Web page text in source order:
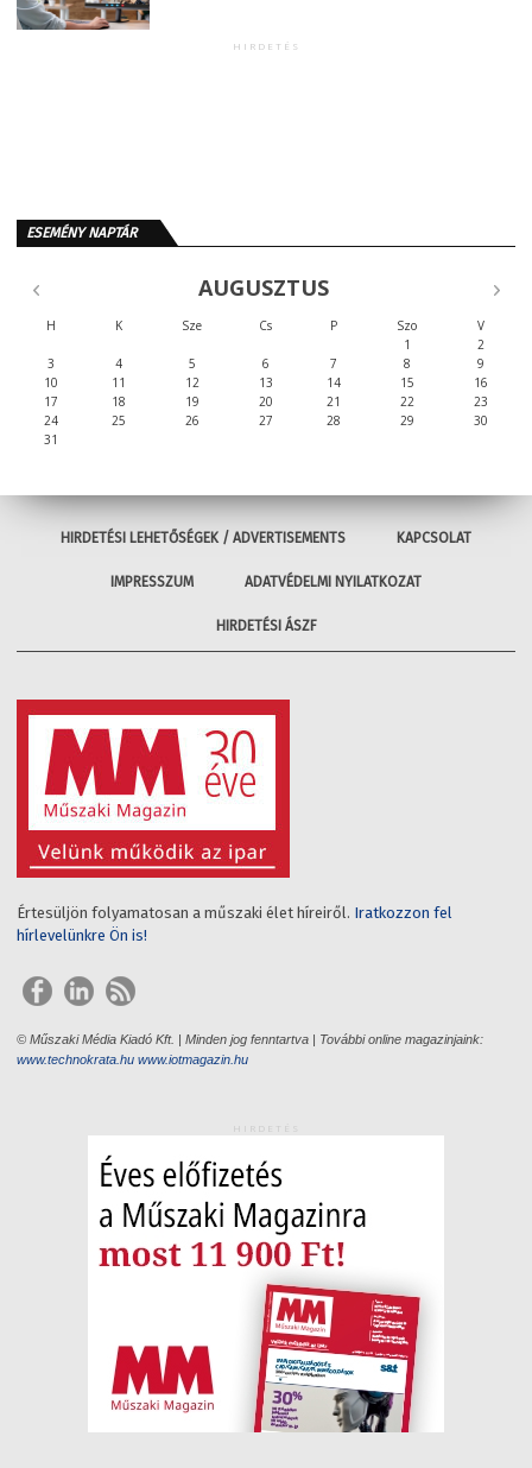
HIRDETÉS
ESEMÉNY NAPTÁR
AUGUSZTUS
H K Sze Cs P Szo
V
1
2
3
4 5 6 7 8
9
10
11 12 13 14 15
16
17
18 19 20 21 22
23
24
25 26 27 28 29
30
31
HIRDETÉSI LEHETŐSÉGEK / ADVERTISEMENTS KAPCSOLAT
IMPRESSZUM ADATVÉDELMI NYILATKOZAT
HIRDETÉSI ÁSZF
Értesüljön folyamatosan a műszaki élet híreiről. Iratkozzon fel
hírlevelünkre Ön is!
© Műszaki Média Kiadó Kft. | Minden jog fenntartva | További online magazinjaink:
www.technokrata.hu www.iotmagazin.hu
HIRDETÉS